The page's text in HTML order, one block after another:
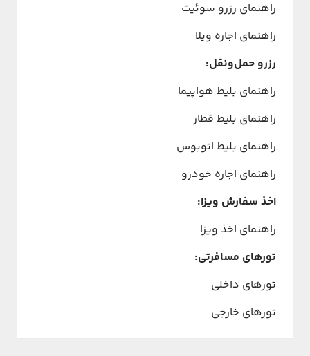
راهنمای رزرو سوئیت
راهنمای اجاره ویلا
رزرو حمل‌ونقل:
راهنمای بلیط هواپیما
راهنمای بلیط قطار
راهنمای بلیط اتوبوس
راهنمای اجاره خودرو
اخذ سفارش ویزا:
راهنمای اخذ ویزا
تورهای مسافرتی:
تورهای داخلی
تورهای خارجی